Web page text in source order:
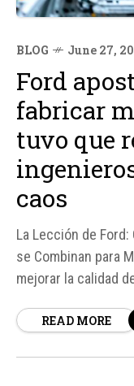
BLOG June 27,
Ford
fabricar
tuvo que
caos
La Lección de Ford:
se Combinan para
mejorar la calidad
reducir fallos. Sin
READ MORE